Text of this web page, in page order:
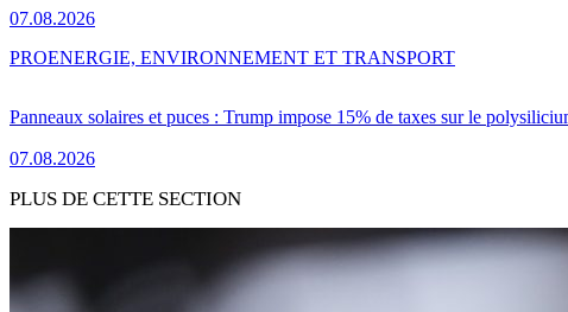
07.08.2026
Panneaux solaires et puces : Trump impose 15% de taxes sur le
07.08.2026
PROENERGIE, ENVIRONNEMENT ET TRANSPORT
PLUS DE CETTE SECTION